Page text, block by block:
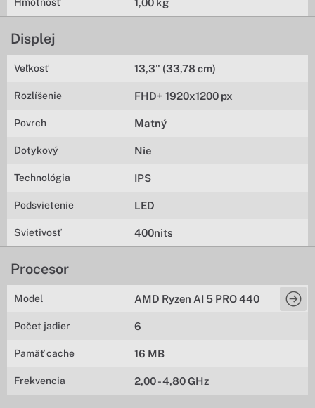
1,00 kg
Displej
Veľkosť 13,3" (33,78 cm)
Rozlíšenie FHD+ 1920x1200 px
Povrch Matný
Dotykový Nie
Technológia IPS
Podsvietenie LED
Svietivosť 400nits
Procesor
Model AMD Ryzen AI 5 PRO 440
Počet jadier 6
Pamäť cache 16 MB
Frekvencia 2,00 - 4,80 GHz